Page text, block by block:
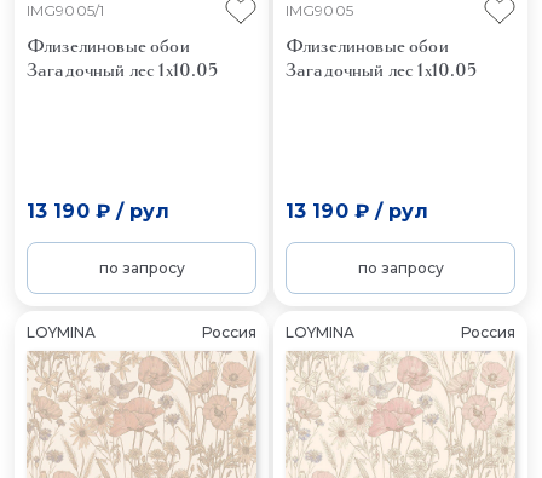
IMG9005/1
Флизелиновые обои
Загадочный лес 1x10.05
13 190 ₽/ рул
по запросу
IMG9005
Флизелиновые обои
Загадочный лес 1x10.05
13 190 ₽/ рул
по запросу
LOYMINA Россия LOYMINA Россия